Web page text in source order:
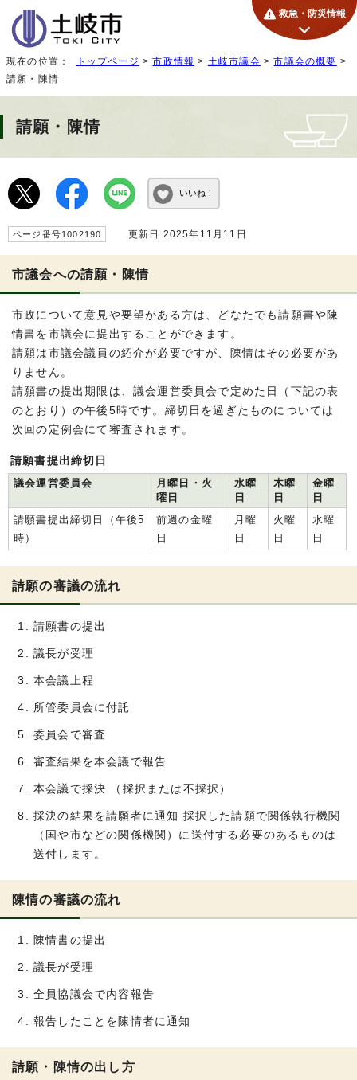
救急・防災情報
現在の位置： トップページ >市政情報 > 土岐市議会 >市議会の概要 >
請願・陳情
請願・陳情
いいね！
ページ番号1002190 更新日 2025年11月11日
市議会への請願・陳情
市政について意見や要望がある方は、どなたでも請願書や陳
情書を市議会に提出することができます。
請願は市議会議員の紹介が必要ですが、陳情はその必要があ
りません。
請願書の提出期限は、議会運営委員会で定めた日（下記の表
のとおり）の午後5時です。締切日を過ぎたものについては
次回の定例会にて審査されます。
請願書提出締切日
議会運営委員会
月曜日・火
曜日
水曜
日
木曜
日
金曜
日
請願書提出締切日（午後5
時）
前週の金曜
日
月曜
日
火曜
日
水曜
日
請願の審議の流れ
請願書の提出
議長が受理
本会議上程
所管委員会に付託
委員会で審査
審査結果を本会議で報告
本会議で採決 （採択または不採択）
採決の結果を請願者に通知 採択した請願で関係執行機関
（国や市などの関係機関）に送付する必要のあるものは
送付します。
陳情の審議の流れ
陳情書の提出
議長が受理
全員協議会で内容報告
報告したことを陳情者に通知
請願・陳情の出し方